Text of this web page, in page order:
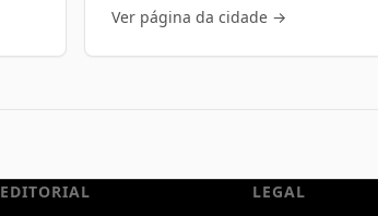
Ver página da cidade →
EDITORIAL LEGAL